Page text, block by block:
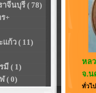
าจีนบุรี ( 78)
+
แก้ว ( 11)
มี ( 1)
( 0)
หล
จ.น
ทั่วไป